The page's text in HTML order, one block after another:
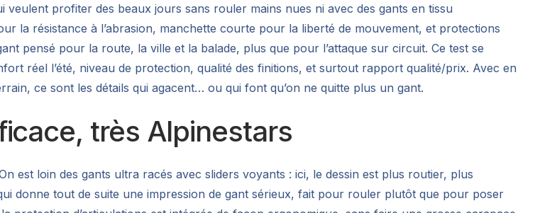
veulent profiter des beaux jours sans rouler mains nues ni avec des gants en tissu
la résistance à l’abrasion, manchette courte pour la liberté de mouvement, et protections
pensé pour la route, la ville et la balade, plus que pour l’attaque sur circuit. Ce test se
réel l’été, niveau de protection, qualité des finitions, et surtout rapport qualité/prix. Avec en
ce sont les détails qui agacent… ou qui font qu’on ne quitte plus un gant.
très Alpinestars
est loin des gants ultra racés avec sliders voyants : ici, le dessin est plus routier, plus
donne tout de suite une impression de gant sérieux, fait pour rouler plutôt que pour poser